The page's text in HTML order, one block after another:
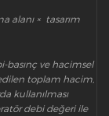
alanı × tasarım
basınç ve hacimsel
toplam hacim,
kullanılması
debi değeri ile